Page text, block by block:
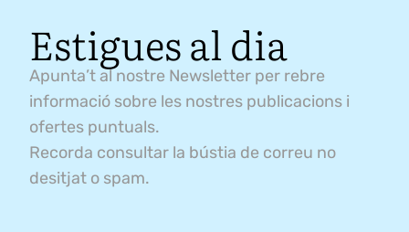
Estigues al dia
Apunta’t al nostre Newsletter per rebre
informació sobre les nostres publicacions i
ofertes puntuals.
Recorda consultar la bústia de correu no
desitjat o spam.